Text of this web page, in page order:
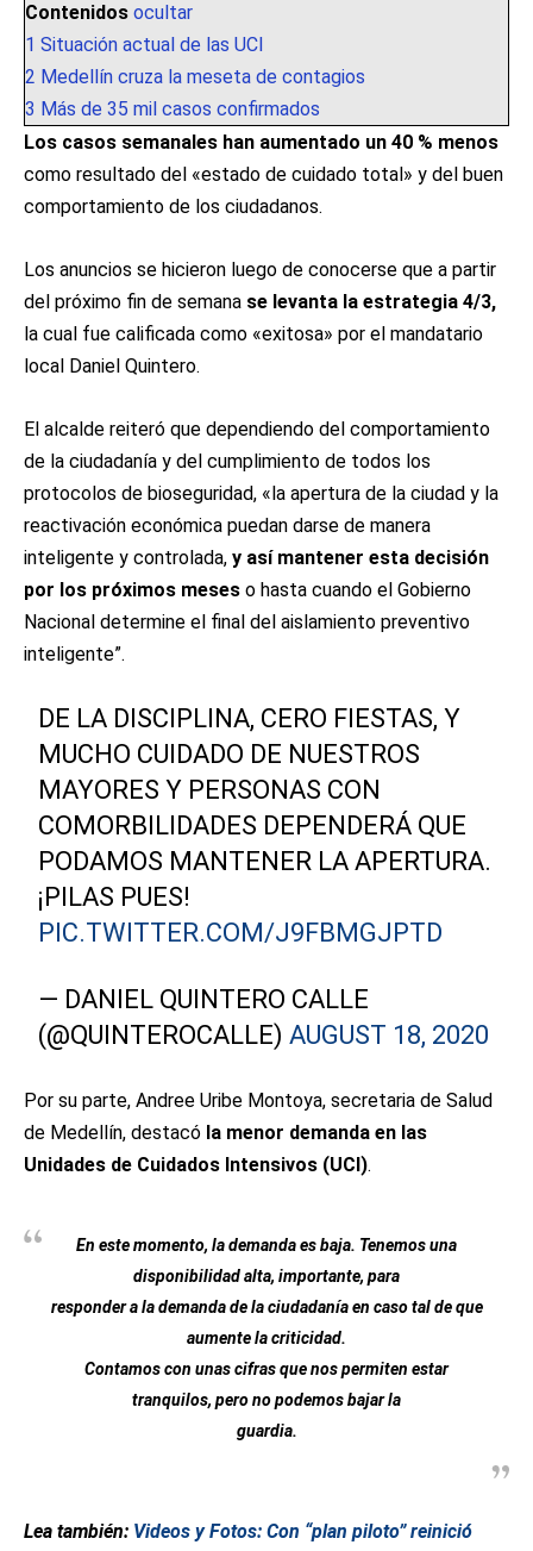
Contenidos ocultar
1 Situación actual de las UCI
2 Medellín cruza la meseta de contagios
3 Más de 35 mil casos confirmados
Los casos semanales han aumentado un 40 % menos
como resultado del «estado de cuidado total» y del buen
comportamiento de los ciudadanos.
Los anuncios se hicieron luego de conocerse que a partir
del próximo fin de semana se levanta la estrategia 4/3,
la cual fue calificada como «exitosa» por el mandatario
local Daniel Quintero.
El alcalde reiteró que dependiendo del comportamiento
de la ciudadanía y del cumplimiento de todos los
protocolos de bioseguridad, «la apertura de la ciudad y la
reactivación económica puedan darse de manera
inteligente y controlada, y así mantener esta decisión
por los próximos meses o hasta cuando el Gobierno
Nacional determine el final del aislamiento preventivo
inteligente”.
DE LA DISCIPLINA, CERO FIESTAS, Y
MUCHO CUIDADO DE NUESTROS
MAYORES Y PERSONAS CON
COMORBILIDADES DEPENDERÁ QUE
PODAMOS MANTENER LA APERTURA.
¡PILAS PUES!
PIC.TWITTER.COM/J9FBMGJPTD
— DANIEL QUINTERO CALLE
(@QUINTEROCALLE)AUGUST 18, 2020
Por su parte, Andree Uribe Montoya, secretaria de Salud
de Medellín, destacó la menor demanda en las
Unidades de Cuidados Intensivos (UCI).
En este momento, la demanda es baja. Tenemos una
disponibilidad alta, importante, para
responder a la demanda de la ciudadanía en caso tal de que
aumente la criticidad.
Contamos con unas cifras que nos permiten estar
tranquilos, pero no podemos bajar la
guardia.
Lea también: Videos y Fotos: Con “plan piloto” reinició